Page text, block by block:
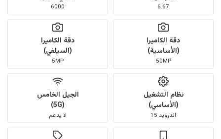
6.67
6000
دقة الكاميرا
(الأساسية)
50MP
دقة الكاميرا
(السيلفي)
5MP
نظام التشغيل
(الأساسي)
اندرويد 15
الجيل الخامس
(5G)
لا يدعم